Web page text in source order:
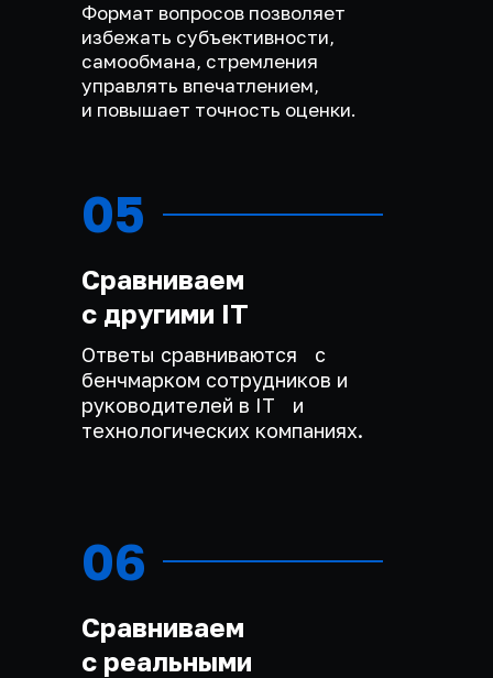
Формат вопросов позволяет
избежать субъективности,
самообмана, стремления
управлять впечатлением,
и повышает точность оценки.
05
Сравниваем
с другими IT
Ответы сравниваются с
бенчмарком сотрудников и
руководителей в IT и
технологических компаниях.
06
Сравниваем
с реальными